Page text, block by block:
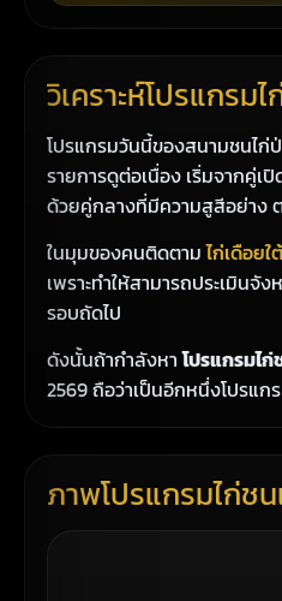
วิเคราะห์โปรแกรม
โปรแกรมวันนี้ของสนามชนไก่
รายการดูต่อเนื่อง เริ่มจากคู่เ
ด้วยคู่กลางที่มีความสูสีอย่าง
ในมุมของคนติดตามไก่เดือยใ
เพราะทำให้สามารถประเมินจั
รอบถัดไป
ดังนั้นถ้ากำลังหาโปรแกรมไก่
2569 ถือว่าเป็นอีกหนึ่งโปรแก
ภาพโปรแกรมไก่ช